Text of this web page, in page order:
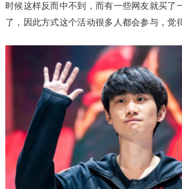
时候这样反而中不到，而有一些网友就买了
了，因此方式这个活动很多人都会参与，觉